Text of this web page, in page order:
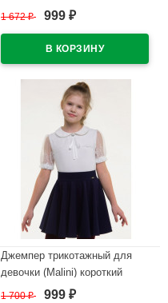
короткий рукав цвет белый
34/134-44/164
1 672₽ 999 ₽
Джемпер трикотажный для
девочки (Malini) короткий
рукав цвет молочный
1 700₽ 999 ₽